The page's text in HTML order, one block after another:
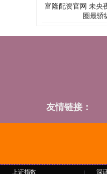
富隆配资官网 未央
圈最骄
上证指数 深
友情链接：